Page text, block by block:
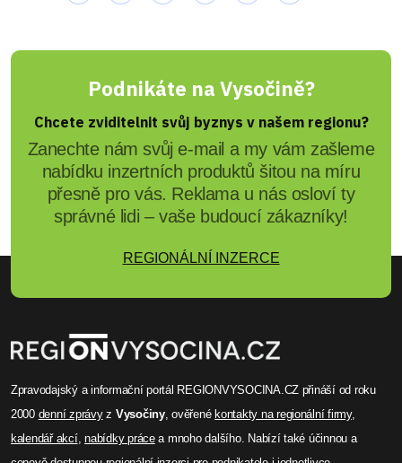
Podnikáte na Vysočině?
Chcete zviditelnit svůj byznys v našem regionu?
Zanechte nám svůj e-mail a my vám zašleme
nabídku inzertních produktů šitou na míru
přesně pro vás. Reklama u nás osloví ty
správné lidi – vaše budoucí zákazníky!
REGIONÁLNÍ INZERCE
Zpravodajský a informační portál REGIONVYSOCINA.CZ přináší od roku
2000 denní zprávyz Vysočiny, ověřené kontakty na regionální firmy,
kalendář akcí,nabídky prácea mnoho dalšího. Nabízí také účinnou a